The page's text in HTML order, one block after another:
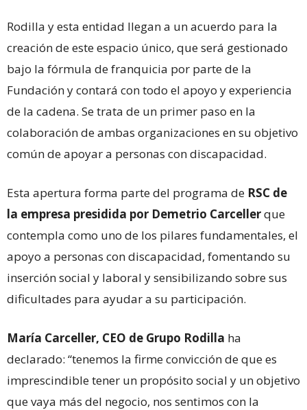
Rodilla y esta entidad llegan a un acuerdo para la
creación de este espacio único, que será gestionado
bajo la fórmula de franquicia por parte de la
Fundación y contará con todo el apoyo y experiencia
de la cadena. Se trata de un primer paso en la
colaboración de ambas organizaciones en su objetivo
común de apoyar a personas con discapacidad.
Esta apertura forma parte del programa de RSC de
la empresa presidida por Demetrio Carcellerque
contempla como uno de los pilares fundamentales, el
apoyo a personas con discapacidad, fomentando su
inserción social y laboral y sensibilizando sobre sus
dificultades para ayudar a su participación.
María Carceller, CEO de Grupo Rodilla ha
declarado: “tenemos la firme convicción de que es
imprescindible tener un propósito social y un objetivo
que vaya más del negocio, nos sentimos con la